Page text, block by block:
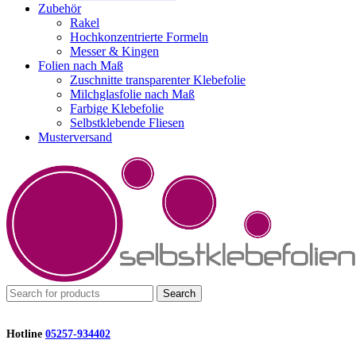
Zubehör
Rakel
Hochkonzentrierte Formeln
Messer & Kingen
Folien nach Maß
Zuschnitte transparenter Klebefolie
Milchglasfolie nach Maß
Farbige Klebefolie
Selbstklebende Fliesen
Musterversand
Search
Hotline 05257-934402